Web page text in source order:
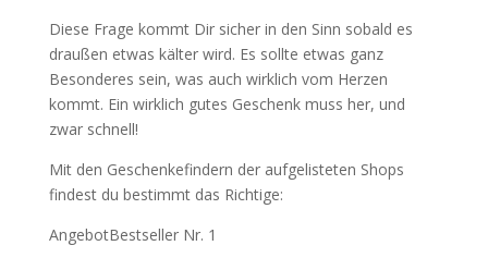
Diese Frage kommt Dir sicher in den Sinn sobald es
draußen etwas kälter wird. Es sollte etwas ganz
Besonderes sein, was auch wirklich vom Herzen
kommt. Ein wirklich gutes Geschenk muss her, und
zwar schnell!
Mit den Geschenkefindern der aufgelisteten Shops
findest du bestimmt das Richtige:
AngebotBestseller Nr. 1